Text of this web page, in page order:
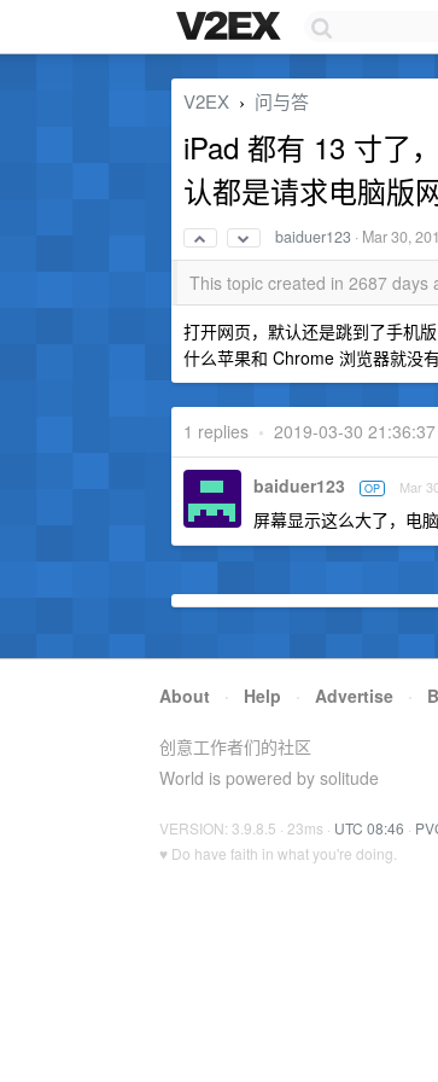
V2EX › 问与答
iPad 都有 13 寸了
认都是请求电脑版
baiduer123 · Mar 30,
This topic created in 2687
打开网页，默认还是跳到了手机
什么苹果和 Chrome 浏览器就没
1 replies • 2019-03-30
baiduer123 OP Mar
屏幕显示这么大了，电
About · Help · Advertise ·
创意工作者们的社区
World is powered by solitude
VERSION: 3.9.8.5 · 23ms · UTC 08:46 ·
♥ Do have faith in what you're doing.